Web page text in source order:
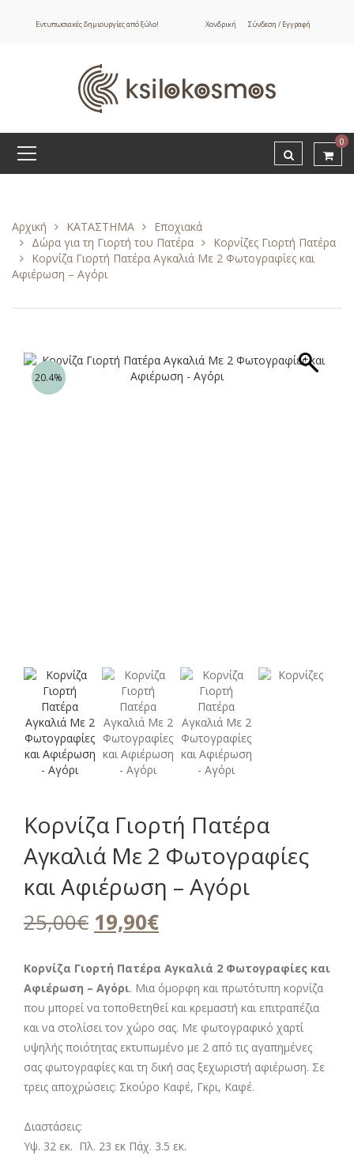
Εντυπωσιακές δημιουργίες από ξύλο! Χονδρική Σύνδεση / Εγγραφή
0
Αρχική ΚΑΤΑΣΤΗΜΑ
Εποχιακά
Δώρα για τη Γιορτή του Πατέρα
Κορνίζες Γιορτή Πατέρα
Κορνίζα Γιορτή Πατέρα Αγκαλιά Με 2 Φωτογραφίες και
Αφιέρωση – Αγόρι
20.4%
Κορνίζα Γιορτή Πατέρα
Αγκαλιά Με 2 Φωτογραφίες
και Αφιέρωση – Αγόρι
25,00€ Original
was:
25,00€.
19,90€Η
τιμή
είναι:
19,90€.
Κορνίζα Γιορτή Πατέρα Αγκαλιά 2 Φωτογραφίες και
Αφιέρωση – Αγόρι. Μια όμορφη και πρωτότυπη κορνίζα
που μπορεί να τοποθετηθεί και κρεμαστή και επιτραπέζια
και να στολίσει τον χώρο σας. Με φωτογραφικό χαρτί
υψηλής ποιότητας εκτυπωμένο με 2 από τις αγαπημένες
σας φωτογραφίες και τη δική σας ξεχωριστή αφιέρωση. Σε
τρεις αποχρώσεις: Σκούρο Καφέ, Γκρι, Καφέ.
Διαστάσεις:
Υψ. 32 εκ. Πλ. 23 εκ Πάχ. 3.5 εκ.